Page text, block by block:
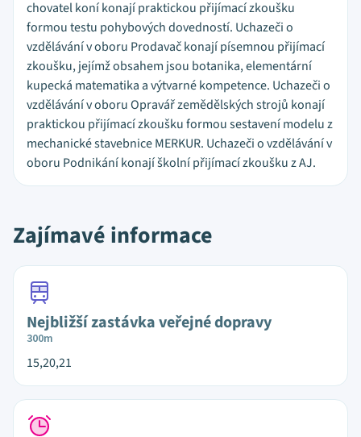
chovatel koní konají praktickou přijímací zkoušku
formou testu pohybových dovedností. Uchazeči o
vzdělávání v oboru Prodavač konají písemnou přijímací
zkoušku, jejímž obsahem jsou botanika, elementární
kupecká matematika a výtvarné kompetence. Uchazeči o
vzdělávání v oboru Opravář zemědělských strojů konají
praktickou přijímací zkoušku formou sestavení modelu z
mechanické stavebnice MERKUR. Uchazeči o vzdělávání v
oboru Podnikání konají školní přijímací zkoušku z AJ.
Zajímavé informace
Nejbližší zastávka veřejné dopravy
300m
15,20,21